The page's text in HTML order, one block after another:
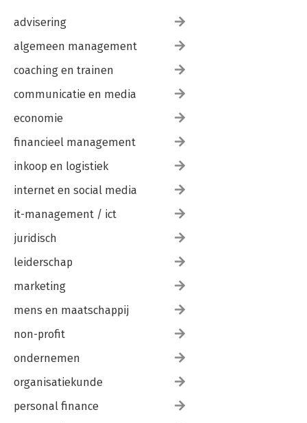
advisering
algemeen management
coaching en trainen
communicatie en media
economie
financieel management
inkoop en logistiek
internet en social media
it-management / ict
juridisch
leiderschap
marketing
mens en maatschappij
non-profit
ondernemen
organisatiekunde
personal finance